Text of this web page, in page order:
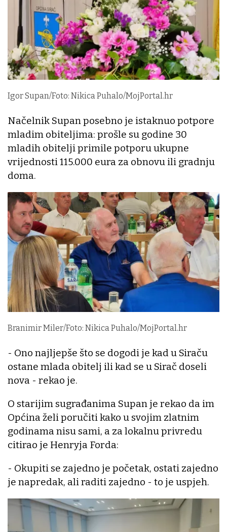
Igor Supan/Foto: Nikica Puhalo/MojPortal.hr
Načelnik Supan posebno je istaknuo potpore
mladim obiteljima: prošle su godine 30
mladih obitelji primile potporu ukupne
vrijednosti 115.000 eura za obnovu ili gradnju
doma.
Branimir Miler/Foto: Nikica Puhalo/MojPortal.hr
- Ono najljepše što se dogodi je kad u Siraču
ostane mlada obitelj ili kad se u Sirač doseli
nova - rekao je.
O starijim sugrađanima Supan je rekao da im
Općina želi poručiti kako u svojim zlatnim
godinama nisu sami, a za lokalnu privredu
citirao je Henryja Forda:
- Okupiti se zajedno je početak, ostati zajedno
je napredak, ali raditi zajedno - to je uspjeh.